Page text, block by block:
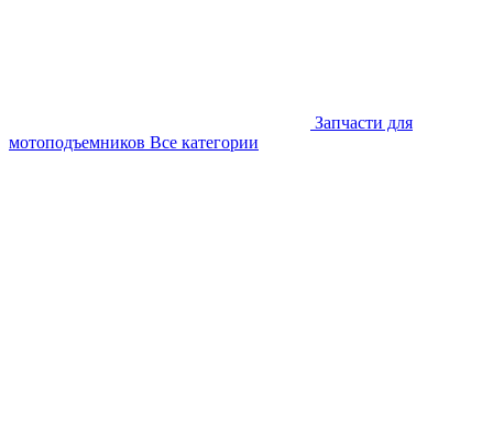
Запчасти для
мотоподъемников Все категории